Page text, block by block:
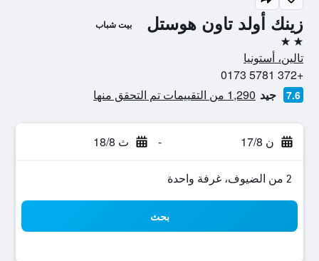
زينك أولد تاون هوستل بيت شباب
2 نجمتين
تالين، أستونيا
+372 5781 0173
7.6 جيد 1,290 من التقييمات تم التحقق منها
ن 17/8 - ث 18/8
2 من الضيوف، غرفة واحدة
بحث